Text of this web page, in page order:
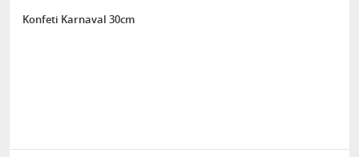
Konfeti Karnaval 30cm